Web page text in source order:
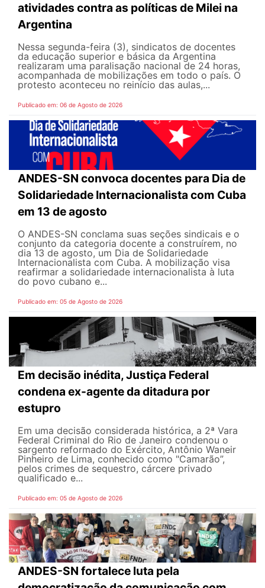
atividades contra as políticas de Milei na
Argentina
Nessa segunda-feira (3), sindicatos de docentes
da educação superior e básica da Argentina
realizaram uma paralisação nacional de 24 horas,
acompanhada de mobilizações em todo o país. O
protesto aconteceu no reinício das aulas,...
Publicado em: 06 de Agosto de 2026
ANDES-SN convoca docentes para Dia de
Solidariedade Internacionalista com Cuba
em 13 de agosto
O ANDES-SN conclama suas seções sindicais e o
conjunto da categoria docente a construírem, no
dia 13 de agosto, um Dia de Solidariedade
Internacionalista com Cuba. A mobilização visa
reafirmar a solidariedade internacionalista à luta
do povo cubano e...
Publicado em: 05 de Agosto de 2026
Em decisão inédita, Justiça Federal
condena ex-agente da ditadura por
estupro
Em uma decisão considerada histórica, a 2ª Vara
Federal Criminal do Rio de Janeiro condenou o
sargento reformado do Exército, Antônio Waneir
Pinheiro de Lima, conhecido como "Camarão”,
pelos crimes de sequestro, cárcere privado
qualificado e...
Publicado em: 05 de Agosto de 2026
ANDES-SN fortalece luta pela